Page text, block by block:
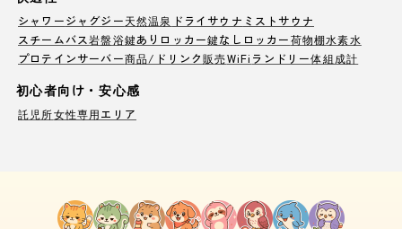
シャワージャグジー天然温泉 ドライサウナ ミストサウナ
スチームバス岩盤浴鍵ありロッカー鍵なしロッカー荷物棚水素水
プロテインサーバー商品/ドリンク販売WiFi ランドリー体組成計
初心者向け・安心感
託児所女性専用エリア